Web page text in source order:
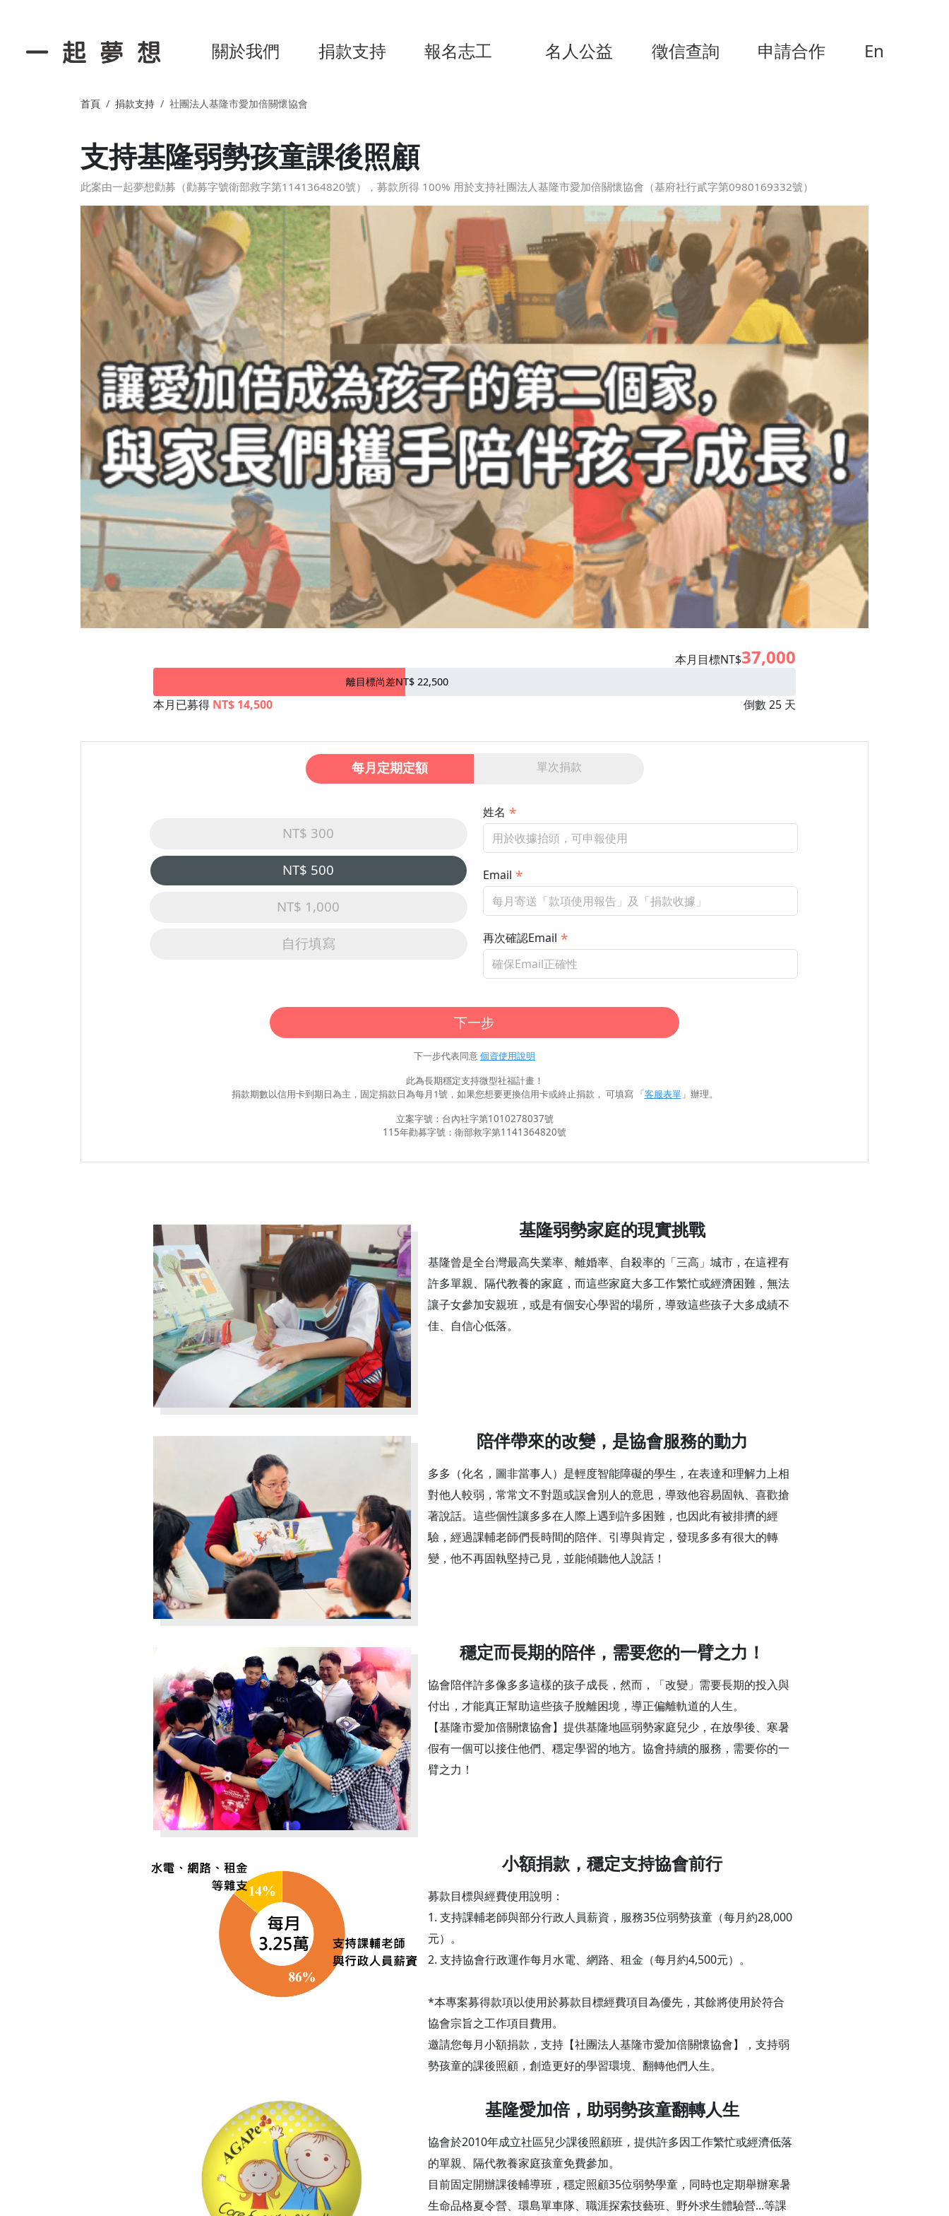
關於我們 捐款支持 報名志工 名人公益 徵信查詢 申請合作 En
首頁 捐款支持 社團法人基隆市愛加倍關懷協會
支持基隆弱勢孩童課後照顧
此案由一起夢想勸募（勸募字號衛部救字第1141364820號），募款所得 100% 用於支持社團法人基隆市愛加倍關懷協會（基府社行貳字第0980169332號）
本月目標NT$37,000
離目標尚差NT$ 22,500
本月已募得 NT$ 14,500 倒數 25 天
每月定期定額 單次捐款
NT$ 300
NT$ 500
NT$ 1,000
自行填寫
姓名
Email
再次確認Email
下一步
下一步代表同意個資使用說明
此為長期穩定支持微型社福計畫！
捐款期數以信用卡到期日為主，固定捐款日為每月1號，如果您想要更換信用卡或終止捐款， 可填寫 「客服表單」辦理。
立案字號：台內社字第1010278037號
115年勸募字號：衛部救字第1141364820號
基隆弱勢家庭的現實挑戰
基隆曾是全台灣最高失業率、離婚率、自殺率的「三高」城市，在這裡有
許多單親、隔代教養的家庭，而這些家庭大多工作繁忙或經濟困難，無法
讓子女參加安親班，或是有個安心學習的場所，導致這些孩子大多成績不
佳、自信心低落。
陪伴帶來的改變，是協會服務的動力
多多（化名，圖非當事人）是輕度智能障礙的學生，在表達和理解力上相
對他人較弱，常常文不對題或誤會別人的意思，導致他容易固執、喜歡搶
著說話。這些個性讓多多在人際上遇到許多困難，也因此有被排擠的經
驗，經過課輔老師們長時間的陪伴、引導與肯定，發現多多有很大的轉
變，他不再固執堅持己見，並能傾聽他人說話！
穩定而長期的陪伴，需要您的一臂之力！
協會陪伴許多像多多這樣的孩子成長，然而，「改變」需要長期的投入與
付出，才能真正幫助這些孩子脫離困境，導正偏離軌道的人生。
【基隆市愛加倍關懷協會】提供基隆地區弱勢家庭兒少，在放學後、寒暑
假有一個可以接住他們、穩定學習的地方。協會持續的服務，需要你的一
臂之力！
小額捐款，穩定支持協會前行
募款目標與經費使用說明：
1. 支持課輔老師與部分行政人員薪資，服務35位弱勢孩童（每月約28,000
元）。
2. 支持協會行政運作每月水電、網路、租金（每月約4,500元）。
*本專案募得款項以使用於募款目標經費項目為優先，其餘將使用於符合
協會宗旨之工作項目費用。
邀請您每月小額捐款，支持【社團法人基隆市愛加倍關懷協會】，支持弱
勢孩童的課後照顧，創造更好的學習環境、翻轉他們人生。
基隆愛加倍，助弱勢孩童翻轉人生
協會於2010年成立社區兒少課後照顧班，提供許多因工作繁忙或經濟低落
的單親、隔代教養家庭孩童免費參加。
目前固定開辦課後輔導班，穩定照顧35位弱勢學童，同時也定期舉辦寒暑
生命品格夏令營、環島單車隊、職涯探索技藝班、野外求生體驗營...等課